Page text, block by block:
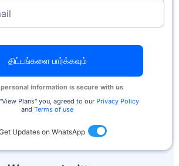
திட்டங்களை பார்க்கவும்
information is secure with us
Plans'' you, agreed to our Privacy Policy
andTerms of use
Updates on WhatsApp